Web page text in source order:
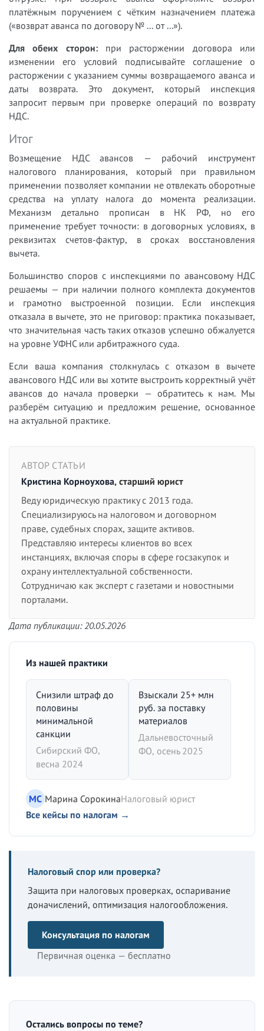
платёжным поручением с чётким назначением платежа
(«возврат аванса по договору № ... от ...»).
Для обеих сторон:при расторжении договора или
изменении его условий подписывайте соглашение о
расторжении с указанием суммы возвращаемого аванса и
даты возврата. Это документ, который инспекция
запросит первым при проверке операций по возврату
НДС.
Итог
Возмещение НДС авансов — рабочий инструмент
налогового планирования, который при правильном
применении позволяет компании не отвлекать оборотные
средства на уплату налога до момента реализации.
Механизм детально прописан в НК РФ, но его
применение требует точности: в договорных условиях, в
реквизитах счетов-фактур, в сроках восстановления
вычета.
Большинство споров с инспекциями по авансовому НДС
решаемы — при наличии полного комплекта документов
и грамотно выстроенной позиции. Если инспекция
отказала в вычете, это не приговор: практика показывает,
что значительная часть таких отказов успешно обжалуется
на уровне УФНС или арбитражного суда.
Если ваша компания столкнулась с отказом в вычете
авансового НДС или вы хотите выстроить корректный учёт
авансов до начала проверки — обратитесь к нам. Мы
разберём ситуацию и предложим решение, основанное
на актуальной практике.
АВТОР СТАТЬИ
Кристина Корноухова, старший юрист
Веду юридическую практику с 2013 года.
Специализируюсь на налоговом и договорном
праве, судебных спорах, защите активов.
Представляю интересы клиентов во всех
инстанциях, включая споры в сфере госзакупок и
охрану интеллектуальной собственности.
Сотрудничаю как эксперт с газетами и новостными
порталами.
Дата публикации: 20.05.2026
Из нашей практики
Снизили штраф до
половины
минимальной
санкции
Сибирский ФО,
весна 2024
Взыскали 25+ млн
руб. за поставку
материалов
Дальневосточный
ФО, осень 2025
МС Марина СорокинаНалоговый юрист
Все кейсы по налогам →
Налоговый спор или проверка?
Защита при налоговых проверках, оспаривание
доначислений, оптимизация налогообложения.
Консультация по налогам
Первичная оценка — бесплатно
Остались вопросы по теме?